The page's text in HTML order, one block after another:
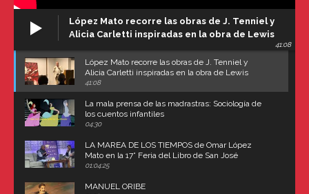
López Mato recorre las obras de J. Tenniel y
Alicia Carletti inspiradas en la obra de Lewis
41:08
López Mato recorre las obras de J. Tenniel y
Alicia Carletti inspiradas en la obra de Lewis
Carroll
41:08
La mala prensa de las madrastras: Sociología de
los cuentos infantiles
04:30
LA MAREA DE LOS TIEMPOS de Omar López
Mato en la 17° Feria del Libro de San José
(Uruguay)
01:04:25
MANUEL ORIBE